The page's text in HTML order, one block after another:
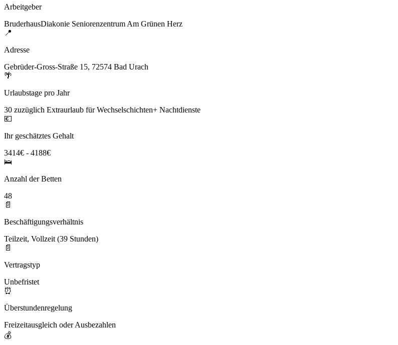
Arbeitgeber
BruderhausDiakonie Seniorenzentrum Am Grünen Herz
📍
Adresse
Gebrüder-Gross-Straße 15, 72574 Bad Urach
🌴
Urlaubstage pro Jahr
30 zuzüglich Extraurlaub für Wechselschichten+ Nachtdienste
💶
Ihr geschätztes Gehalt
3414€ - 4188€
🛌
Anzahl der Betten
48
📄
Beschäftigungsverhältnis
Teilzeit, Vollzeit (39 Stunden)
📄
Vertragstyp
Unbefristet
⏰
Überstundenregelung
Freizeitausgleich oder Ausbezahlen
💰